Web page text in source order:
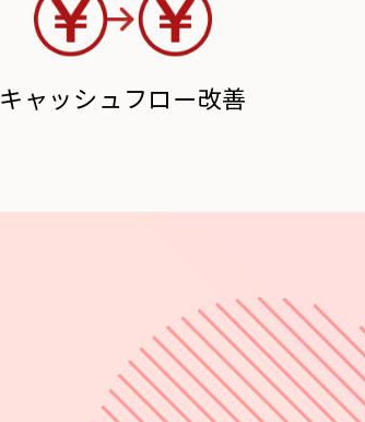
キャッシュフロー改善